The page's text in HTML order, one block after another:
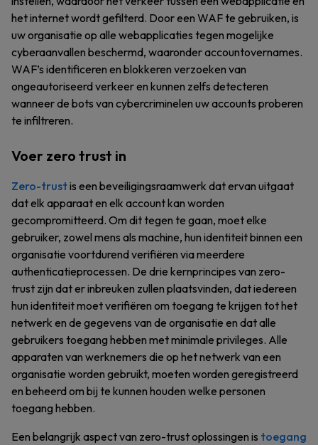
het internet wordt gefilterd. Door een WAF te gebruiken, is
uw organisatie op alle webapplicaties tegen mogelijke
cyberaanvallen beschermd, waaronder accountovernames.
WAF’s identificeren en blokkeren verzoeken van
ongeautoriseerd verkeer en kunnen zelfs detecteren
wanneer de bots van cybercriminelen uw accounts proberen
te infiltreren.
Voer zero trust in
Zero-trustis een beveiligingsraamwerk dat ervan uitgaat
dat elk apparaat en elk account kan worden
gecompromitteerd. Om dit tegen te gaan, moet elke
gebruiker, zowel mens als machine, hun identiteit binnen een
organisatie voortdurend verifiëren via meerdere
authenticatieprocessen. De drie kernprincipes van zero-
trust zijn dat er inbreuken zullen plaatsvinden, dat iedereen
hun identiteit moet verifiëren om toegang te krijgen tot het
netwerk en de gegevens van de organisatie en dat alle
gebruikers toegang hebben met minimale privileges. Alle
apparaten van werknemers die op het netwerk van een
organisatie worden gebruikt, moeten worden geregistreerd
en beheerd om bij te kunnen houden welke personen
toegang hebben.
Een belangrijk aspect van zero-trust oplossingen is toegang